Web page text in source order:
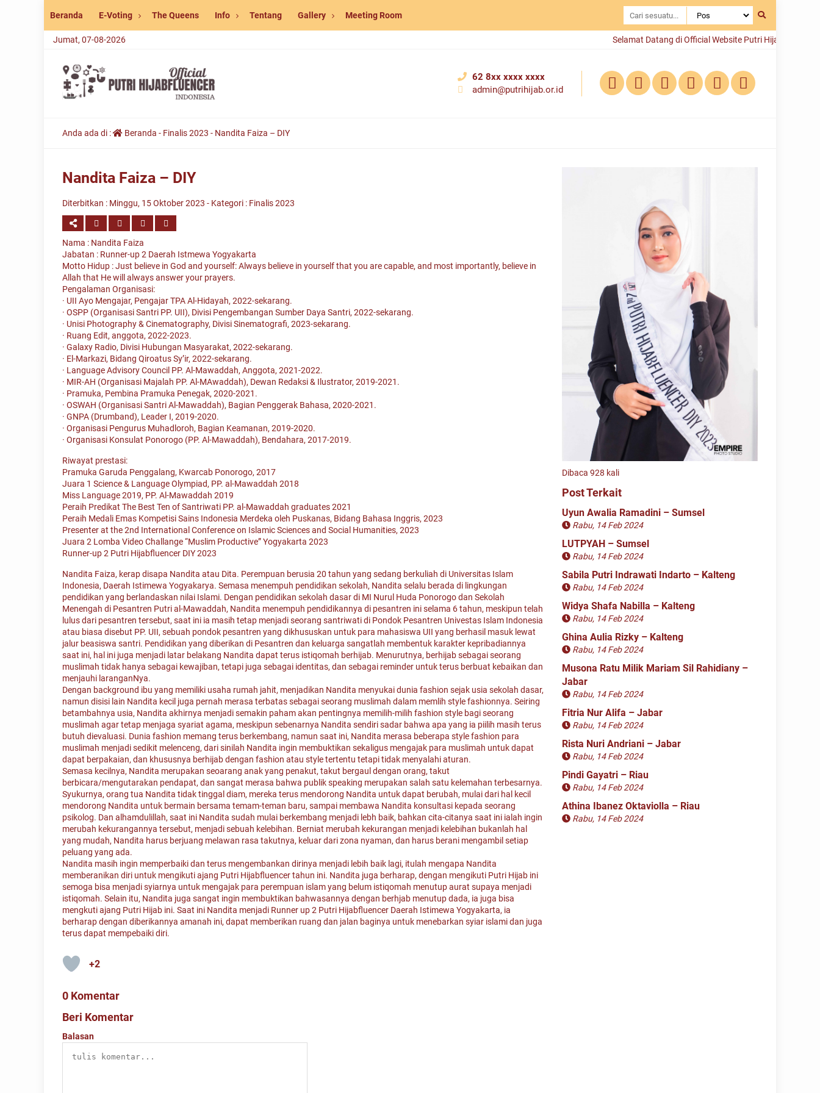
Beranda E-Voting The Queens Info Tentang Gallery Meeting Room
Jumat, 07-08-2026 Selamat Datang di Official Website Putri Hijabfluencer
62 8xx xxxx xxxx
admin@putrihijab.or.id
Anda ada di : Beranda - Finalis 2023 - Nandita Faiza – DIY
Nandita Faiza – DIY
Diterbitkan : Minggu, 15 Oktober 2023 - Kategori : Finalis 2023
Nama : Nandita Faiza
Jabatan : Runner-up 2 Daerah Istmewa Yogyakarta
Motto Hidup : Just believe in God and yourself: Always believe in yourself that you are capable, and most importantly, believe in
Allah that He will always answer your prayers.
Pengalaman Organisasi:
· UII Ayo Mengajar, Pengajar TPA Al-Hidayah, 2022-sekarang.
· OSPP (Organisasi Santri PP. UII), Divisi Pengembangan Sumber Daya Santri, 2022-sekarang.
· Unisi Photography & Cinematography, Divisi Sinematografi, 2023-sekarang.
· Ruang Edit, anggota, 2022-2023.
· Galaxy Radio, Divisi Hubungan Masyarakat, 2022-sekarang.
· El-Markazi, Bidang Qiroatus Sy’ir, 2022-sekarang.
· Language Advisory Council PP. Al-Mawaddah, Anggota, 2021-2022.
· MIR-AH (Organisasi Majalah PP. Al-MAwaddah), Dewan Redaksi & Ilustrator, 2019-2021.
· Pramuka, Pembina Pramuka Penegak, 2020-2021.
· OSWAH (Organisasi Santri Al-Mawaddah), Bagian Penggerak Bahasa, 2020-2021.
· GNPA (Drumband), Leader I, 2019-2020.
· Organisasi Pengurus Muhadloroh, Bagian Keamanan, 2019-2020.
· Organisasi Konsulat Ponorogo (PP. Al-Mawaddah), Bendahara, 2017-2019.
Riwayat prestasi:
Pramuka Garuda Penggalang, Kwarcab Ponorogo, 2017
Juara 1 Science & Language Olympiad, PP. al-Mawaddah 2018
Miss Language 2019, PP. Al-Mawaddah 2019
Peraih Predikat The Best Ten of Santriwati PP. al-Mawaddah graduates 2021
Peraih Medali Emas Kompetisi Sains Indonesia Merdeka oleh Puskanas, Bidang Bahasa Inggris, 2023
Presenter at the 2nd International Conference on Islamic Sciences and Social Humanities, 2023
Juara 2 Lomba Video Challange “Muslim Productive” Yogyakarta 2023
Runner-up 2 Putri Hijabfluencer DIY 2023
Nandita Faiza, kerap disapa Nandita atau Dita. Perempuan berusia 20 tahun yang sedang berkuliah di Universitas Islam
Indonesia, Daerah Istimewa Yogyakarya. Semasa menempuh pendidikan sekolah, Nandita selalu berada di lingkungan
pendidikan yang berlandaskan nilai Islami. Dengan pendidikan sekolah dasar di MI Nurul Huda Ponorogo dan Sekolah
Menengah di Pesantren Putri al-Mawaddah, Nandita menempuh pendidikannya di pesantren ini selama 6 tahun, meskipun telah
lulus dari pesantren tersebut, saat ini ia masih tetap menjadi seorang santriwati di Pondok Pesantren Univestas Islam Indonesia
atau biasa disebut PP. UII, sebuah pondok pesantren yang dikhususkan untuk para mahasiswa UII yang berhasil masuk lewat
jalur beasiswa santri. Pendidikan yang diberikan di Pesantren dan keluarga sangatlah membentuk karakter kepribadiannya
saat ini, hal ini juga menjadi latar belakang Nandita dapat terus istiqomah berhijab. Menurutnya, berhijab sebagai seorang
muslimah tidak hanya sebagai kewajiban, tetapi juga sebagai identitas, dan sebagai reminder untuk terus berbuat kebaikan dan
menjauhi laranganNya.
Dengan background ibu yang memiliki usaha rumah jahit, menjadikan Nandita menyukai dunia fashion sejak usia sekolah dasar,
namun disisi lain Nandita kecil juga pernah merasa terbatas sebagai seorang muslimah dalam memlih style fashionnya. Seiring
betambahnya usia, Nandita akhirnya menjadi semakin paham akan pentingnya memilih-milih fashion style bagi seorang
muslimah agar tetap menjaga syariat agama, meskipun sebenarnya Nandita sendiri sadar bahwa apa yang ia piilih masih terus
butuh dievaluasi. Dunia fashion memang terus berkembang, namun saat ini, Nandita merasa beberapa style fashion para
muslimah menjadi sedikit melenceng, dari sinilah Nandita ingin membuktikan sekaligus mengajak para muslimah untuk dapat
dapat berpakaian, dan khususnya berhijab dengan fashion atau style tertentu tetapi tidak menyalahi aturan.
Semasa kecilnya, Nandita merupakan seoarang anak yang penakut, takut bergaul dengan orang, takut
berbicara/mengutarakan pendapat, dan sangat merasa bahwa publik speaking merupakan salah satu kelemahan terbesarnya.
Syukurnya, orang tua Nandita tidak tinggal diam, mereka terus mendorong Nandita untuk dapat berubah, mulai dari hal kecil
mendorong Nandita untuk bermain bersama temam-teman baru, sampai membawa Nandita konsultasi kepada seorang
psikolog. Dan alhamdulillah, saat ini Nandita sudah mulai berkembang menjadi lebh baik, bahkan cita-citanya saat ini ialah ingin
merubah kekurangannya tersebut, menjadi sebuah kelebihan. Berniat merubah kekurangan menjadi kelebihan bukanlah hal
yang mudah, Nandita harus berjuang melawan rasa takutnya, keluar dari zona nyaman, dan harus berani mengambil setiap
peluang yang ada.
Nandita masih ingin memperbaiki dan terus mengembankan dirinya menjadi lebih baik lagi, itulah mengapa Nandita
memberanikan diri untuk mengikuti ajang Putri Hijabfluencer tahun ini. Nandita juga berharap, dengan mengikuti Putri Hijab ini
semoga bisa menjadi syiarnya untuk mengajak para perempuan islam yang belum istiqomah menutup aurat supaya menjadi
istiqomah. Selain itu, Nandita juga sangat ingin membuktikan bahwasannya dengan berhjab menutup dada, ia juga bisa
mengkuti ajang Putri Hijab ini. Saat ini Nandita menjadi Runner up 2 Putri Hijabfluencer Daerah Istimewa Yogyakarta, ia
berharap dengan diberikannya amanah ini, dapat memberikan ruang dan jalan baginya untuk menebarkan syiar islami dan juga
terus dapat mempebaiki diri.
+2
0 Komentar
Beri Komentar
Balasan
Dibaca 928 kali
Post Terkait
Uyun Awalia Ramadini – Sumsel
Rabu, 14 Feb 2024
LUTPYAH – Sumsel
Rabu, 14 Feb 2024
Sabila Putri Indrawati Indarto – Kalteng
Rabu, 14 Feb 2024
Widya Shafa Nabilla – Kalteng
Rabu, 14 Feb 2024
Ghina Aulia Rizky – Kalteng
Rabu, 14 Feb 2024
Musona Ratu Milik Mariam Sil Rahidiany –
Jabar
Rabu, 14 Feb 2024
Fitria Nur Alifa – Jabar
Rabu, 14 Feb 2024
Rista Nuri Andriani – Jabar
Rabu, 14 Feb 2024
Pindi Gayatri – Riau
Rabu, 14 Feb 2024
Athina Ibanez Oktaviolla – Riau
Rabu, 14 Feb 2024